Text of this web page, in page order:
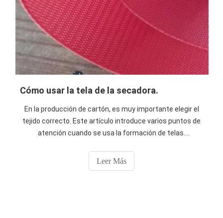
Cómo usar la tela de la secadora.
En la producción de cartón, es muy importante elegir el
tejido correcto. Este artículo introduce varios puntos de
atención cuando se usa la formación de telas.
formación y agrandarlo la vida útil.
Leer Más